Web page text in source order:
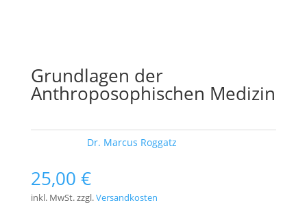
Grundlagen der
Anthroposophischen Medizin
Dr. Marcus Roggatz
25,00 €
inkl. MwSt.zzgl.Versandkosten